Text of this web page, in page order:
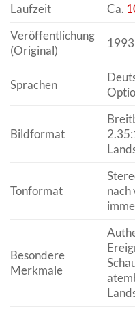
Laufzeit
Ca.
Veröffentlichung
(Original)
1993
Sprachen
Bildformat
Tonformat
nach
Besondere
Merkmale